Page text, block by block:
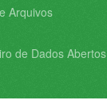
Arquivos
de Dados Abertos